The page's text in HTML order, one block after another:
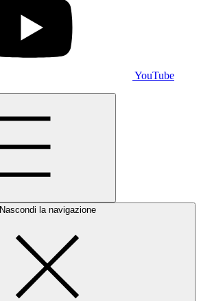
YouTube
Nascondi la navigazione